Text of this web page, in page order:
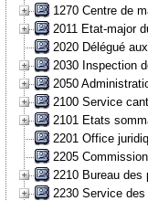
1270 Centre de
2011 Etat-major
2020 Délégué
2030 Inspection
2050
2100 Service
2101 Etats
2201 Office
2205
2210 Bureau des
2230 Service